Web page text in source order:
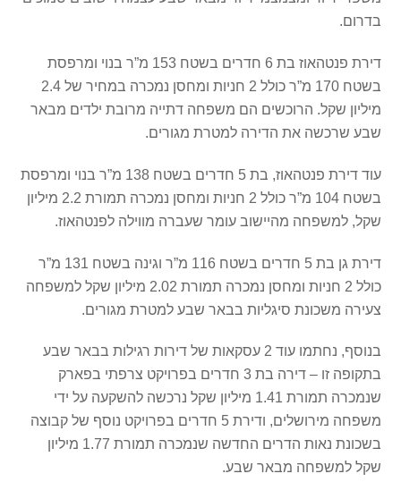
בדרום.
דירת פנטהאוז בת 6 חדרים בשטח 153 מ”ר בנוי ומרפסת
בשטח 170 מ”ר כולל 2 חניות ומחסן נמכרה במחיר של 2.4
מיליון שקל. הרוכשים הם משפחה דתייה מרובת ילדים מבאר
שבע שרכשה את הדירה למטרת מגורים.
עוד דירת פנטהאוז, בת 5 חדרים בשטח 138 מ”ר בנוי ומרפסת
בשטח 104 מ”ר כולל 2 חניות ומחסן נמכרה תמורת 2.2 מיליון
שקל, למשפחה מהיישוב עומר שעברה מווילה לפנטהאוז.
דירת גן בת 5 חדרים בשטח 116 מ”ר וגינה בשטח 131 מ”ר
כולל 2 חניות ומחסן נמכרה תמורת 2.02 מיליון שקל למשפחה
צעירה משכונת סיגליות בבאר שבע למטרת מגורים.
בנוסף, נחתמו עוד 2 עסקאות של דירות רגילות בבאר שבע
בתקופה זו – דירה בת 3 חדרים בפרויקט צרפתי בפארק
שנמכרה תמורת 1.41 מיליון שקל נרכשה להשקעה על ידי
משפחה מירושלים, ודירת 5 חדרים בפרויקט נוסף של קבוצה
בשכונת נאות הדרים החדשה שנמכרה תמורת 1.77 מיליון
שקל למשפחה מבאר שבע.